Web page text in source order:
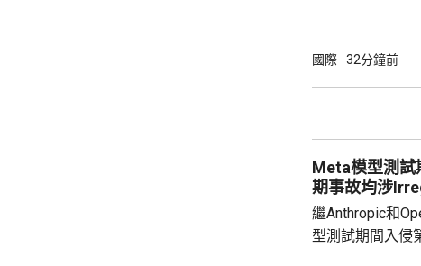
能體完成網絡安
國際 32分鐘前
Meta模型測
期事故均涉
繼Anthropic和
型測試期間入侵